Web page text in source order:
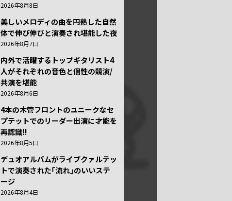
2026年8月8日
美しいメロディの曲を円熟した自然
体で伸び伸びと演奏され堪能した夜
2026年8月7日
内外で活躍するトップギタリスト4
人がそれぞれの音色と個性の競演/
共演を堪能
2026年8月6日
4本の木管フロントのユニークなセ
プテットでのリーダー出演に才能を
再認識!!
2026年8月5日
デュオアルバムがライブクァルテッ
トで演奏された｢流れ｣のいいステ
ージ
2026年8月4日